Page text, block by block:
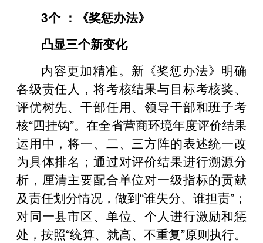
3个 ：《奖惩办法》
凸显三个新变化
内容更加精准。新《奖惩办法》明确
各级责任人，将考核结果与目标考核奖、
评优树先、干部任用、领导干部和班子考
核“四挂钩”。在全省营商环境年度评价结果
运用中，将一、二、三方阵的表述统一改
为具体排名；通过对评价结果进行溯源分
析，厘清主要配合单位对一级指标的贡献
及责任划分情况，做到“谁失分、谁担责”；
对同一县市区、单位、个人进行激励和惩
处，按照“统算、就高、不重复”原则执行。